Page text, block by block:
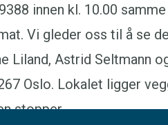
innen kl. 10.00
Vi gleder oss til å se
Liland, Astrid Seltmann
Oslo. Lokalet ligger
stopper.